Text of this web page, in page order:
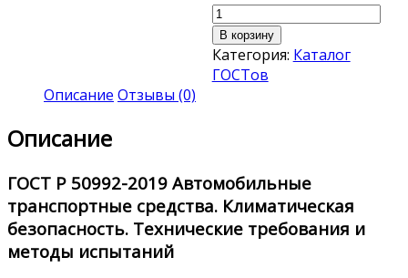
Количество
товара
ГОСТ
Р
В корзину
Категория: Каталог
ГОСТов
Описание Отзывы (0)
Описание
ГОСТ Р 50992-2019 Автомобильные
транспортные средства. Климатическая
безопасность. Технические требования и
методы испытаний